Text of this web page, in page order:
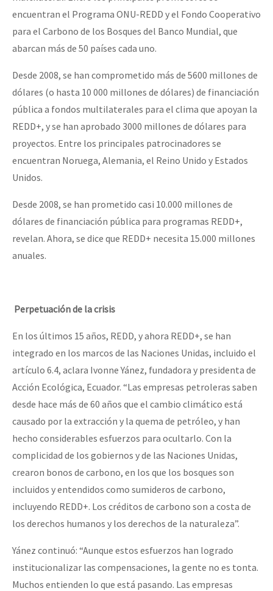
encuentran el Programa ONU-REDD y el Fondo Cooperativo
para el Carbono de los Bosques del Banco Mundial, que
abarcan más de 50 países cada uno.
Desde 2008, se han comprometido más de 5600 millones de
dólares (o hasta 10 000 millones de dólares) de financiación
pública a fondos multilaterales para el clima que apoyan la
REDD+, y se han aprobado 3000 millones de dólares para
proyectos. Entre los principales patrocinadores se
encuentran Noruega, Alemania, el Reino Unido y Estados
Unidos.
Desde 2008, se han prometido casi 10.000 millones de
dólares de financiación pública para programas REDD+,
revelan. Ahora, se dice que REDD+ necesita 15.000 millones
anuales.
Perpetuación de la crisis
En los últimos 15 años, REDD, y ahora REDD+, se han
integrado en los marcos de las Naciones Unidas, incluido el
artículo 6.4, aclara Ivonne Yánez, fundadora y presidenta de
Acción Ecológica, Ecuador. “Las empresas petroleras saben
desde hace más de 60 años que el cambio climático está
causado por la extracción y la quema de petróleo, y han
hecho considerables esfuerzos para ocultarlo. Con la
complicidad de los gobiernos y de las Naciones Unidas,
crearon bonos de carbono, en los que los bosques son
incluidos y entendidos como sumideros de carbono,
incluyendo REDD+. Los créditos de carbono son a costa de
los derechos humanos y los derechos de la naturaleza”.
Yánez continuó: “Aunque estos esfuerzos han logrado
institucionalizar las compensaciones, la gente no es tonta.
Muchos entienden lo que está pasando. Las empresas